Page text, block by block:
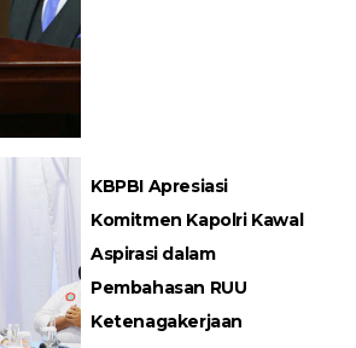
KBPBI Apresiasi
Komitmen Kapolri Kawal
Aspirasi dalam
Pembahasan RUU
Ketenagakerjaan